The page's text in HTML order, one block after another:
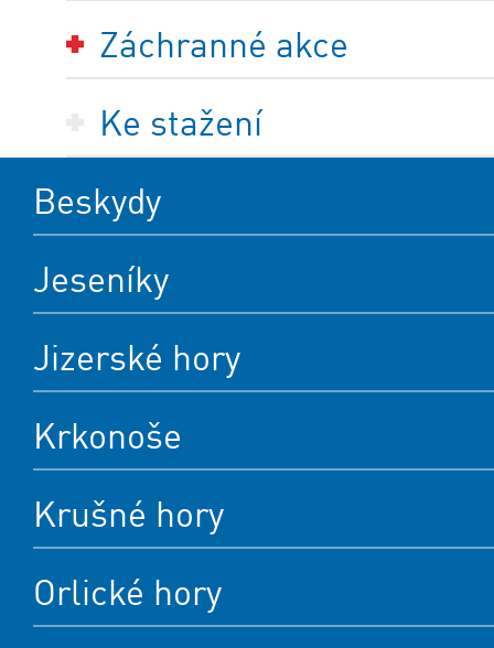
Záchranné akce
Ke stažení
Beskydy
Jeseníky
Jizerské hory
Krkonoše
Krušné hory
Orlické hory